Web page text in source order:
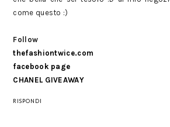
come questo :)
Follow
thefashiontwice.com
facebook page
CHANEL GIVEAWAY
RISPONDI